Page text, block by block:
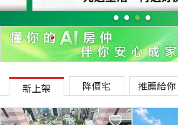
新上架 降價宅 推薦給你